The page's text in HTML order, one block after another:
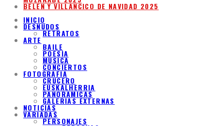
BELEN Y VILLANCICO DE NAVIDAD 2025
INICIO
DESNUDOS
RETRATOS
ARTE
BAILE
POESIA
MUSICA
CONCIERTOS
FOTOGRAFIA
CRUCERO
EUSKALHERRIA
PANORAMICAS
GALERIAS EXTERNAS
NOTICIAS
VARIADAS
PERSONAJES